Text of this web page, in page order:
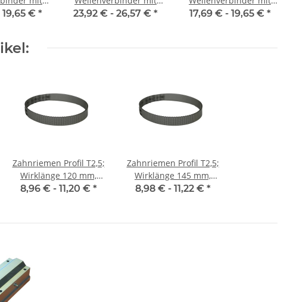
WSV-K 16
19,65 € *
Klemmnaben WSV-K 16
23,92 € - 26,57 € *
Klemmnaben WSV-K 18
17,69 € - 19,65 € *
Zahnriemen Profil T2,5;
Wirklänge 120 mm,
Riemenbreite 10 mm
8,96 € - 11,20 € *
Zahnriemen Profil T2,5;
Wirklänge 145 mm,
Riemenbreite 10 mm
8,98 € - 11,22 € *